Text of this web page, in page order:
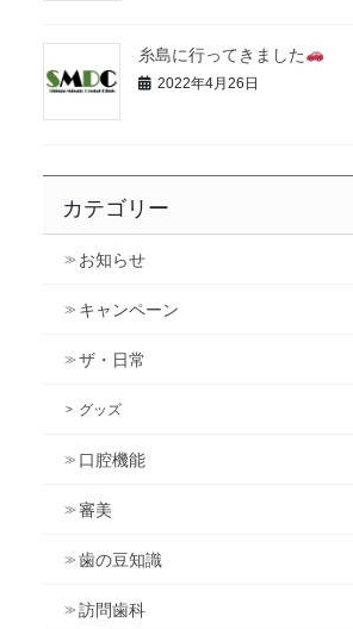
糸島に行ってきました
2022年4月26日
カテゴリー
お知らせ
キャンペーン
ザ・日常
グッズ
口腔機能
審美
歯の豆知識
訪問歯科